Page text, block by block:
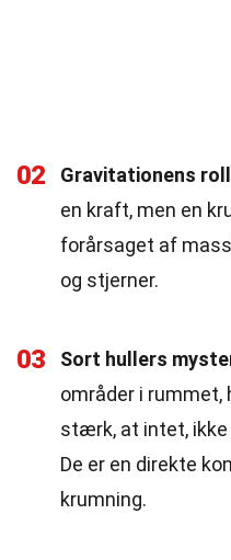
02 Gravitationens
en kraft, men en
forårsaget af
og stjerner.
03 Sort hullers
områder i rummet,
stærk, at intet, ikke
De er en direkte
krumning.